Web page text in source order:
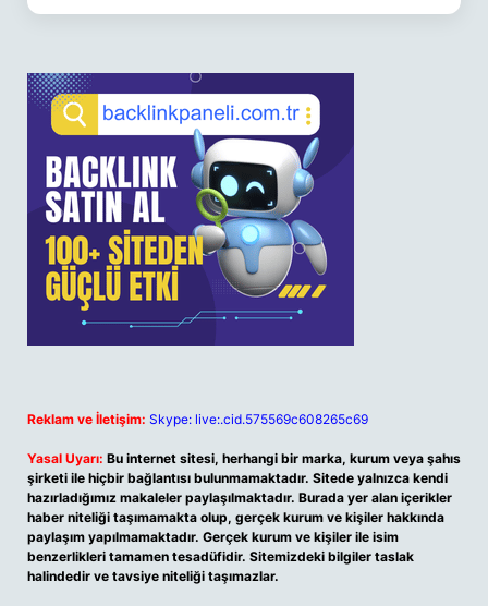
Reklam ve İletişim: Skype: live:.cid.575569c608265c69
Yasal Uyarı: Bu internet sitesi, herhangi bir marka, kurum veya şahıs
şirketi ile hiçbir bağlantısı bulunmamaktadır. Sitede yalnızca kendi
hazırladığımız makaleler paylaşılmaktadır. Burada yer alan içerikler
haber niteliği taşımamakta olup, gerçek kurum ve kişiler hakkında
paylaşım yapılmamaktadır. Gerçek kurum ve kişiler ile isim
benzerlikleri tamamen tesadüfidir. Sitemizdeki bilgiler taslak
halindedir ve tavsiye niteliği taşımazlar.